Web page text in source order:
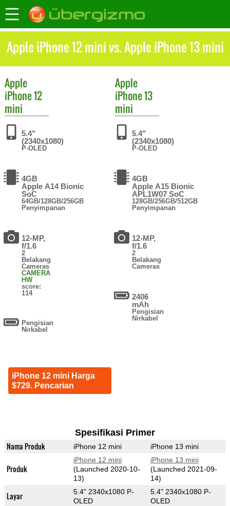
Apple iPhone 12 mini vs. Apple iPhone 13 mini
Apple
iPhone 12
mini
5.4"
(2340x1080)
P-OLED
4GB
Apple A14 Bionic
SoC
64GB/128GB/256GB
Penyimpanan
12-MP,
f/1.6
2
Belakang
Cameras
CAMERA
HW
score:
114
Pengisian
Nirkabel
iPhone 12 mini Harga
$729. Pencarian
Apple
iPhone 13
mini
5.4"
(2340x1080)
P-OLED
4GB
Apple A15 Bionic
APL1W07 SoC
128GB/256GB/512GB
Penyimpanan
12-MP,
f/1.6
2
Belakang
Cameras
2406
mAh
Pengisian
Nirkabel
Spesifikasi Primer
Nama Produk iPhone 12 mini iPhone 13 mini
Produk
iPhone 12 mini
(Launched 2020-10-
13)
iPhone 13 mini
(Launched 2021-09-
14)
Layar
5.4" 2340x1080 P-
OLED
5.4" 2340x1080 P-
OLED